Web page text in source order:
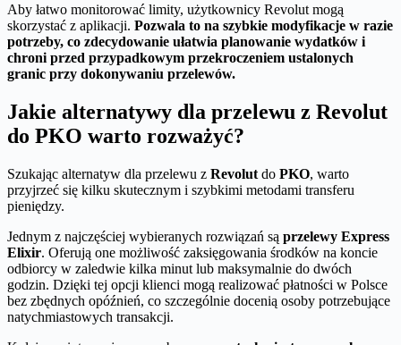
Aby łatwo monitorować limity, użytkownicy Revolut mogą
skorzystać z aplikacji. Pozwala to na szybkie modyfikacje w razie
potrzeby, co zdecydowanie ułatwia planowanie wydatków i
chroni przed przypadkowym przekroczeniem ustalonych
granic przy dokonywaniu przelewów.
Jakie alternatywy dla przelewu z Revolut
do PKO warto rozważyć?
Szukając alternatyw dla przelewu z Revolut do PKO, warto
przyjrzeć się kilku skutecznym i szybkimi metodami transferu
pieniędzy.
Jednym z najczęściej wybieranych rozwiązań są przelewy Express
Elixir. Oferują one możliwość zaksięgowania środków na koncie
odbiorcy w zaledwie kilka minut lub maksymalnie do dwóch
godzin. Dzięki tej opcji klienci mogą realizować płatności w Polsce
bez zbędnych opóźnień, co szczególnie docenią osoby potrzebujące
natychmiastowych transakcji.